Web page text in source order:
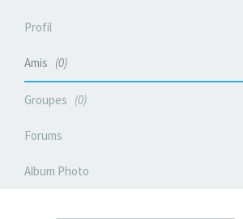
Profil
Amis 0
Groupes 0
Forums
Album Photo